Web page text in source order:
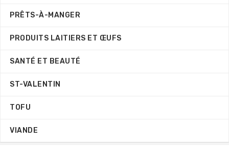
PRÊTS-À-MANGER
PRODUITS LAITIERS ET ŒUFS
SANTÉ ET BEAUTÉ
ST-VALENTIN
TOFU
VIANDE